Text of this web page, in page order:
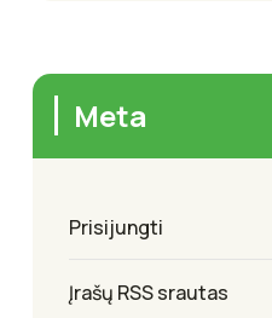
Meta
Prisijungti
Įrašų RSS srautas